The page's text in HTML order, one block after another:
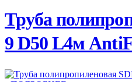
Труба
9 D50 L4м